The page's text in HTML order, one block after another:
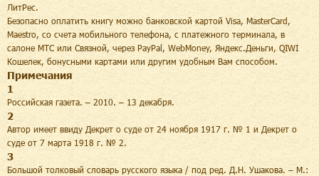
ЛитРес.
Безопасно оплатить книгу можно банковской картой Visa, MasterCard,
Maestro, со счета мобильного телефона, с платежного терминала, в
салоне МТС или Связной, через PayPal, WebMoney, Яндекс.Деньги, QIWI
Кошелек, бонусными картами или другим удобным Вам способом.
Примечания
1
Российская газета. – 2010. – 13 декабря.
2
Автор имеет ввиду Декрет о суде от 24 ноября 1917 г. № 1 и Декрет о
суде от 7 марта 1918 г. № 2.
3
Большой толковый словарь русского языка / под ред. Д.Н. Ушакова. – М.: